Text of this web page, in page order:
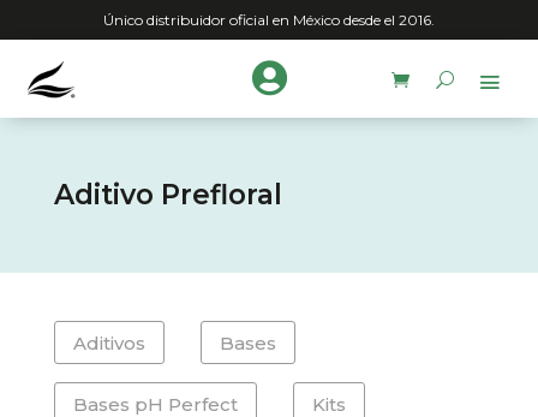
Único distribuidor oficial en México desde el 2016.

Aditivo Prefloral
Aditivos Bases
Bases pH Perfect Kits